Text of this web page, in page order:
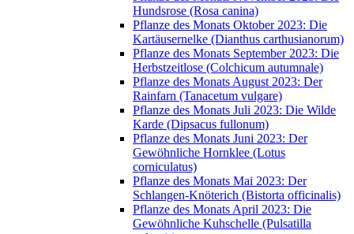
Hundsrose (Rosa canina)
Pflanze des Monats Oktober 2023: Die
Kartäusernelke (Dianthus carthusianorum)
Pflanze des Monats September 2023: Die
Herbstzeitlose (Colchicum autumnale)
Pflanze des Monats August 2023: Der
Rainfarn (Tanacetum vulgare)
Pflanze des Monats Juli 2023: Die Wilde
Karde (Dipsacus fullonum)
Pflanze des Monats Juni 2023: Der
Gewöhnliche Hornklee (Lotus
corniculatus)
Pflanze des Monats Mai 2023: Der
Schlangen-Knöterich (Bistorta officinalis)
Pflanze des Monats April 2023: Die
Gewöhnliche Kuhschelle (Pulsatilla